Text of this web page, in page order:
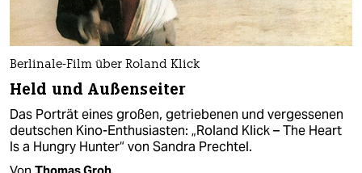
Berlinale-Film über Roland Klick
Held und Außenseiter
Das Porträt eines großen, getriebenen und vergessenen
deutschen Kino-Enthusiasten: „Roland Klick – The Heart
Is a Hungry Hunter“ von Sandra Prechtel.
Von Thomas Groh